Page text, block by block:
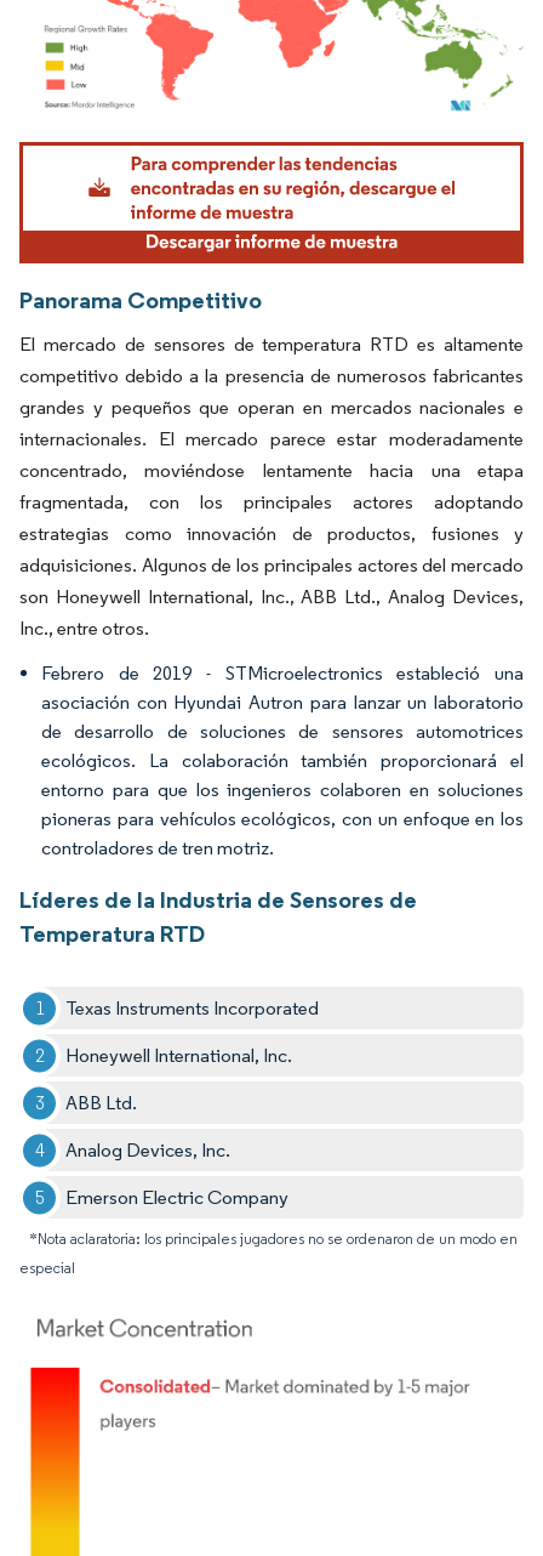
Imagen © Mordor Intelligence. El uso requiere atribución según CC BY 4.0.
Panorama Competitivo
El mercado de sensores de temperatura RTD es altamente
competitivo debido a la presencia de numerosos fabricantes
grandes y pequeños que operan en mercados nacionales e
internacionales. El mercado parece estar moderadamente
concentrado, moviéndose lentamente hacia una etapa
fragmentada, con los principales actores adoptando
estrategias como innovación de productos, fusiones y
adquisiciones. Algunos de los principales actores del mercado
son Honeywell International, Inc., ABB Ltd., Analog Devices,
Inc., entre otros.
Febrero de 2019 - STMicroelectronics estableció una
asociación con Hyundai Autron para lanzar un laboratorio
de desarrollo de soluciones de sensores automotrices
ecológicos. La colaboración también proporcionará el
entorno para que los ingenieros colaboren en soluciones
pioneras para vehículos ecológicos, con un enfoque en los
controladores de tren motriz.
Líderes de la Industria de Sensores de
Temperatura RTD
Texas Instruments Incorporated
Honeywell International, Inc.
ABB Ltd.
Analog Devices, Inc.
Emerson Electric Company
*Nota aclaratoria: los principales jugadores no se ordenaron de un modo en
especial